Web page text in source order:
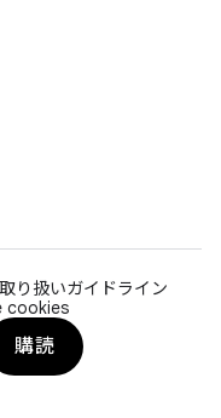
り扱いガイドライン
cookies
購読